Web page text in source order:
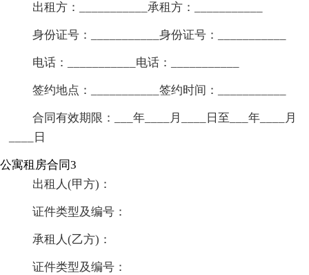
出租方：___________承租方：___________
身份证号：___________身份证号：___________
电话：___________电话：___________
签约地点：___________签约时间：___________
合同有效期限：___年____月____日至___年____月
____日
公寓租房合同3
出租人(甲方)：
证件类型及编号：
承租人(乙方)：
证件类型及编号：